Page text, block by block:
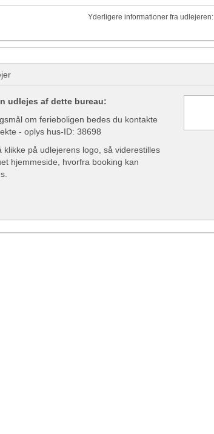
Yderligere informationer fra udlejeren:
udlejes af dette bureau:
om ferieboligen bedes du kontakte
- oplys hus-ID: 38698
klikke på udlejerens logo, så viderestilles
hjemmeside, hvorfra booking kan